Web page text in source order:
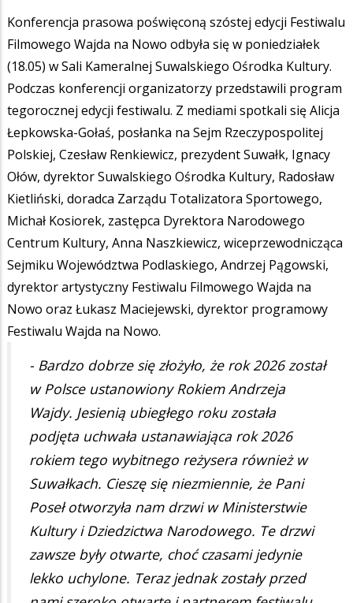
Konferencja prasowa poświęconą szóstej edycji Festiwalu
Filmowego Wajda na Nowo odbyła się w poniedziałek
(18.05) w Sali Kameralnej Suwalskiego Ośrodka Kultury.
Podczas konferencji organizatorzy przedstawili program
tegorocznej edycji festiwalu. Z mediami spotkali się Alicja
Łepkowska-Gołaś, posłanka na Sejm Rzeczypospolitej
Polskiej, Czesław Renkiewicz, prezydent Suwałk, Ignacy
Ołów, dyrektor Suwalskiego Ośrodka Kultury, Radosław
Kietliński, doradca Zarządu Totalizatora Sportowego,
Michał Kosiorek, zastępca Dyrektora Narodowego
Centrum Kultury, Anna Naszkiewicz, wiceprzewodnicząca
Sejmiku Województwa Podlaskiego, Andrzej Pągowski,
dyrektor artystyczny Festiwalu Filmowego Wajda na
Nowo oraz Łukasz Maciejewski, dyrektor programowy
Festiwalu Wajda na Nowo.
- Bardzo dobrze się złożyło, że rok 2026 został
w Polsce ustanowiony Rokiem Andrzeja
Wajdy. Jesienią ubiegłego roku została
podjęta uchwała ustanawiająca rok 2026
rokiem tego wybitnego reżysera również w
Suwałkach. Cieszę się niezmiennie, że Pani
Poseł otworzyła nam drzwi w Ministerstwie
Kultury i Dziedzictwa Narodowego. Te drzwi
zawsze były otwarte, choć czasami jedynie
lekko uchylone. Teraz jednak zostały przed